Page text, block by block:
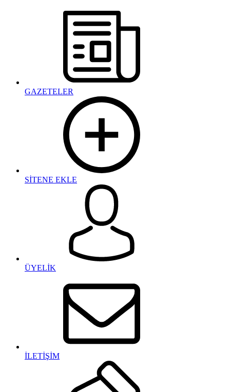
GAZETELER
SİTENE EKLE
ÜYELİK
İLETİŞİM